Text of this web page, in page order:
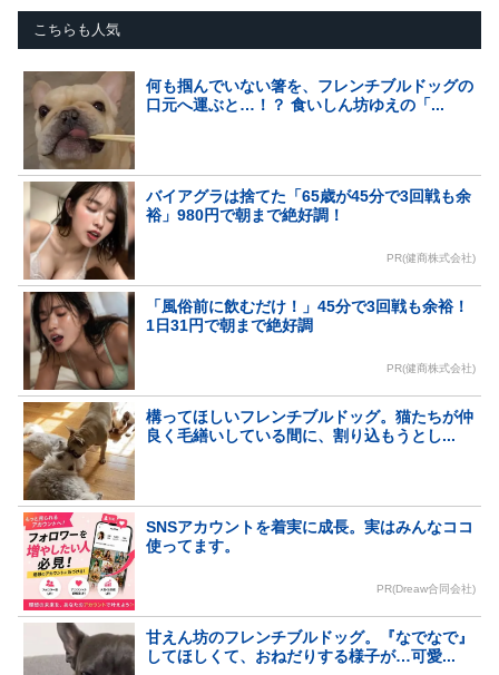
こちらも人気
何も掴んでいない箸を、フレンチブルドッグの
口元へ運ぶと…！？ 食いしん坊ゆえの「...
バイアグラは捨てた「65歳が45分で3回戦も余
裕」980円で朝まで絶好調！
PR(健商株式会社)
「風俗前に飲むだけ！」45分で3回戦も余裕！
1日31円で朝まで絶好調
PR(健商株式会社)
構ってほしいフレンチブルドッグ。猫たちが仲
良く毛繕いしている間に、割り込もうとし...
SNSアカウントを着実に成長。実はみんなココ
使ってます。
PR(Dreaw合同会社)
甘えん坊のフレンチブルドッグ。『なでなで』
してほしくて、おねだりする様子が…可愛...